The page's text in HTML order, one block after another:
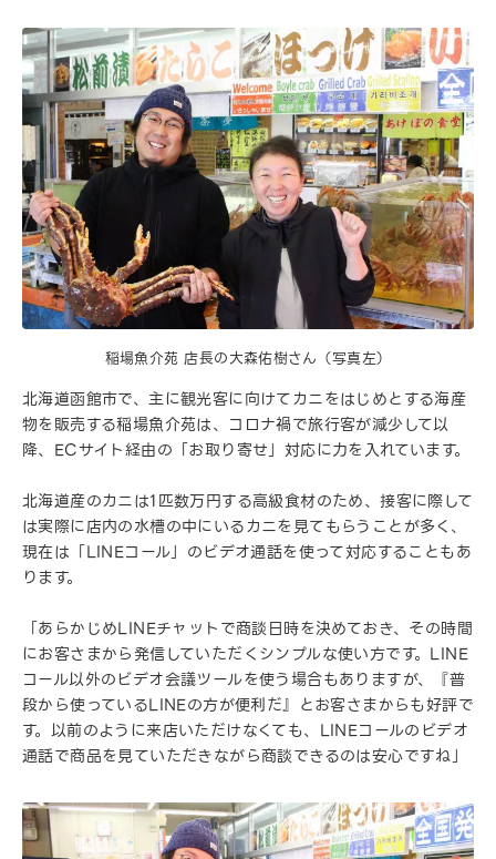
稲場魚介苑 店長の大森佑樹さん（写真左）
北海道函館市で、主に観光客に向けてカニをはじめとする海産
物を販売する稲場魚介苑は、コロナ禍で旅行客が減少して以
降、ECサイト経由の「お取り寄せ」対応に力を入れています。
北海道産のカニは1匹数万円する高級食材のため、接客に際して
は実際に店内の水槽の中にいるカニを見てもらうことが多く、
現在は「LINEコール」のビデオ通話を使って対応することもあ
ります。
「あらかじめLINEチャットで商談日時を決めておき、その時間
にお客さまから発信していただくシンプルな使い方です。LINE
コール以外のビデオ会議ツールを使う場合もありますが、『普
段から使っているLINEの方が便利だ』とお客さまからも好評で
す。以前のように来店いただけなくても、LINEコールのビデオ
通話で商品を見ていただきながら商談できるのは安心ですね」